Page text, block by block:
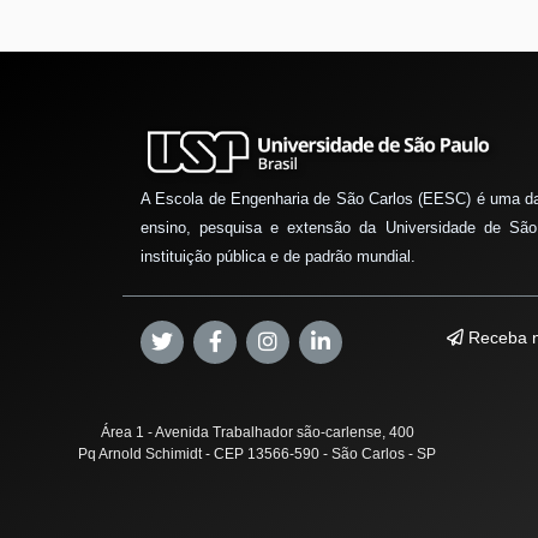
A Escola de Engenharia de São Carlos (EESC) é uma
ensino, pesquisa e extensão da Universidade de
instituição pública e de padrão mundial.
Receba
Área 1 - Avenida Trabalhador são-carlense, 400
Pq Arnold Schimidt - CEP 13566-590 - São Carlos - SP